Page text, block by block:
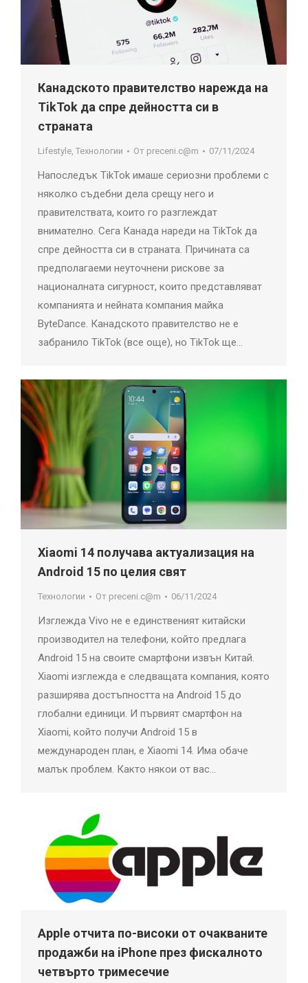
Канадското правителство нарежда на
TikTok да спре дейността си в
страната
Lifestyle Технологии От preceni.c@m 07/11/2024
Напоследък TikTok имаше сериозни проблеми с
няколко съдебни дела срещу него и
правителствата, които го разглеждат
внимателно. Сега Канада нареди на TikTok да
спре дейността си в страната. Причината са
предполагаеми неуточнени рискове за
националната сигурност, които представляват
компанията и нейната компания майка
ByteDance. Канадското правителство не е
забранило TikTok (все още), но TikTok ще…
Xiaomi 14 получава актуализация на
Android 15 по целия свят
Технологии От preceni.c@m 06/11/2024
Изглежда Vivo не е единственият китайски
производител на телефони, който предлага
Android 15 на своите смартфони извън Китай.
Xiaomi изглежда е следващата компания, която
разширява достъпността на Android 15 до
глобални единици. И първият смартфон на
Xiaomi, който получи Android 15 в
международен план, е Xiaomi 14. Има обаче
малък проблем. Както някои от вас…
Apple отчита по-високи от очакваните
продажби на iPhone през фискалното
четвърто тримесечие